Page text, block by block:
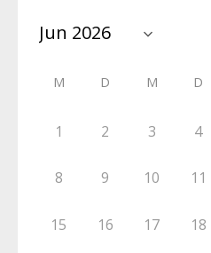
M D M D
1 2 3 4
8 9 10 11
15 16 17 18